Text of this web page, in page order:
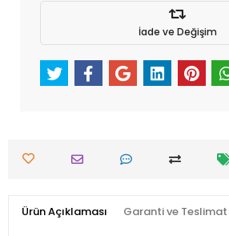
İade ve Değişim
Ürün Açıklaması Garanti ve Teslimat